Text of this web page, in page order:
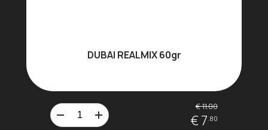
DUBAI REALMIX 60gr
€ 11.00
€ 7.80